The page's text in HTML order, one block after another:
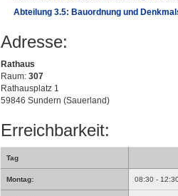
Abteilung 3.5: Bauordnung und
Adresse:
Rathaus
Raum: 307
Rathausplatz 1
59846 Sundern (Sauerland)
Erreichbarkeit:
Tag
Montag: 08:30 -